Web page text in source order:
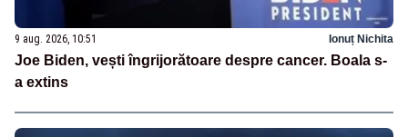
9 aug. 2026, 10:51 Ionuț Nichita
Joe Biden, vești îngrijorătoare despre cancer. Boala s-
a extins